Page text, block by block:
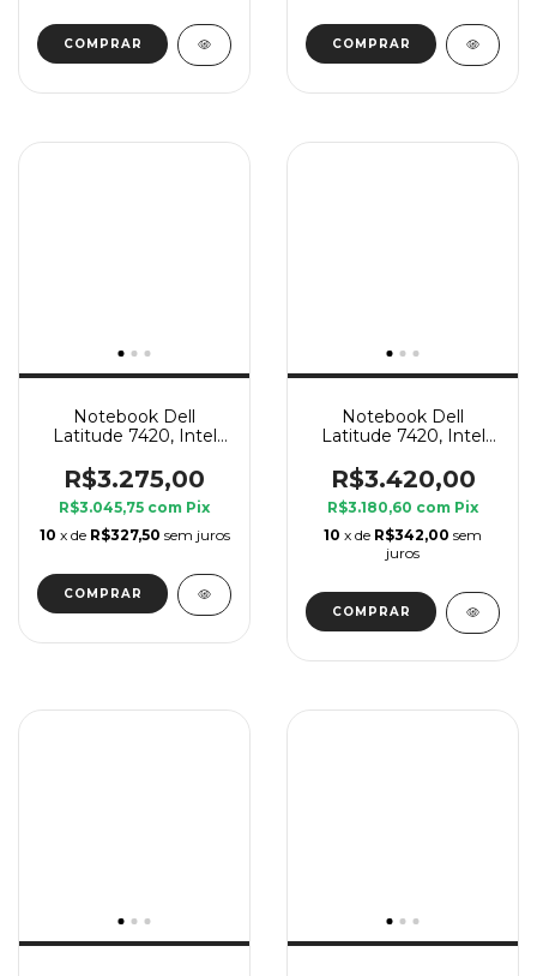
Notebook Dell
Latitude 7420, Intel
8 GB Ram, SSD 240
GB
R$3.275,00
R$3.045,75 com Pix
10 x de R$327,50 sem juros
Notebook Dell
Latitude 7420, Intel
8 GB Ram, SSD 240
GB
R$3.420,00
R$3.180,60 com Pix
10 x de R$342,00 sem
juros